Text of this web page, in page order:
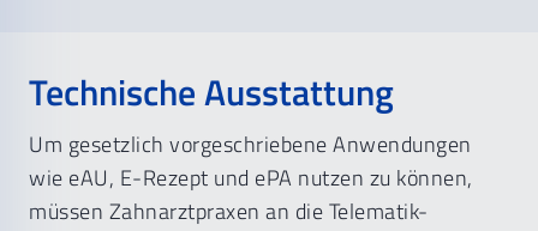
Technische Ausstattung
Um gesetzlich vorgeschriebene Anwendungen
wie eAU, E-Rezept und ePA nutzen zu können,
müssen Zahnarztpraxen an die Telematik-